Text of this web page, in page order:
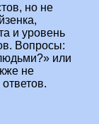
но не
и уровень
Вопросы:
или
не